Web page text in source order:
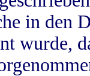
in
wurde,